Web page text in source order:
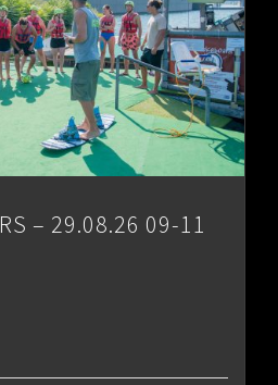
– 29.08.26 09-11